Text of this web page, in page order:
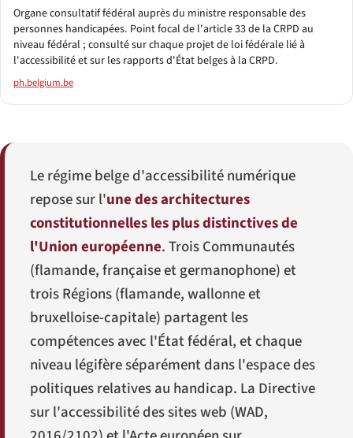
Organe consultatif fédéral auprès du ministre responsable des
personnes handicapées. Point focal de l'article 33 de la CRPD au
niveau fédéral ; consulté sur chaque projet de loi fédérale lié à
l'accessibilité et sur les rapports d'État belges à la CRPD.
ph.belgium.be
Le régime belge d'accessibilité numérique
repose sur l'une des architectures
constitutionnelles les plus distinctives de
l'Union européenne. Trois Communautés
(flamande, française et germanophone) et
trois Régions (flamande, wallonne et
bruxelloise-capitale) partagent les
compétences avec l'État fédéral, et chaque
niveau légifère séparément dans l'espace des
politiques relatives au handicap. La Directive
sur l'accessibilité des sites web (WAD,